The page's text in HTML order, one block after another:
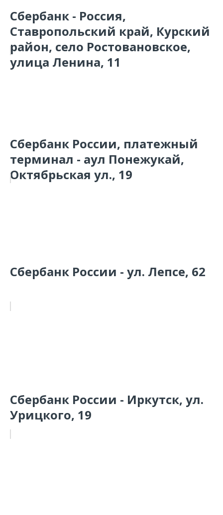
Сбербанк - Россия,
Ставропольский край, Курский
район, село Ростовановское,
улица Ленина, 11
Сбербанк России, платежный
терминал - аул Понежукай,
Октябрьская ул., 19
Сбербанк России - ул. Лепсе, 62
Сбербанк России - Иркутск, ул.
Урицкого, 19